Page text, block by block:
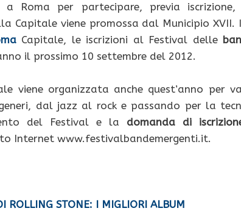
a Roma per partecipare, previa
Capitale viene promossa dal Municipio
Capitale, le iscrizioni al Festival delle
il prossimo 10 settembre del 2012.
viene organizzata anche quest’anno
dal jazz al rock e passando per la
del Festival e la domanda di
Internet www.festivalbandemergenti.it.
ROLLING STONE: I MIGLIORI ALBUM